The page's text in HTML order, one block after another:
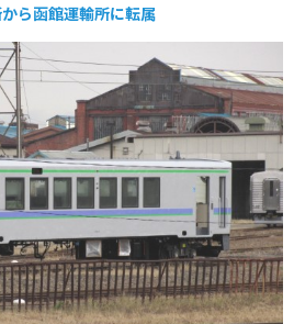
ら函館運輸所に転属